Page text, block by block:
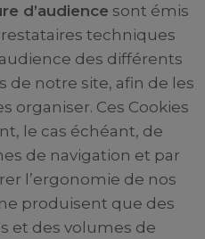
d’audience sont émis
techniques
des différents
de notre site, afin de les
organiser. Ces Cookies
le cas échéant, de
de navigation et par
l’ergonomie de nos
produisent que des
et des volumes de